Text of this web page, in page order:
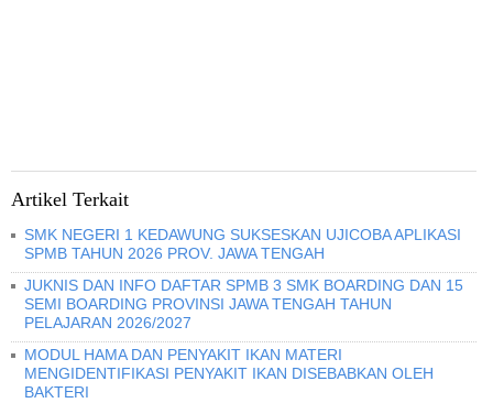
Artikel Terkait
SMK NEGERI 1 KEDAWUNG SUKSESKAN UJICOBA APLIKASI
SPMB TAHUN 2026 PROV. JAWA TENGAH
JUKNIS DAN INFO DAFTAR SPMB 3 SMK BOARDING DAN 15
SEMI BOARDING PROVINSI JAWA TENGAH TAHUN
PELAJARAN 2026/2027
MODUL HAMA DAN PENYAKIT IKAN MATERI
MENGIDENTIFIKASI PENYAKIT IKAN DISEBABKAN OLEH
BAKTERI